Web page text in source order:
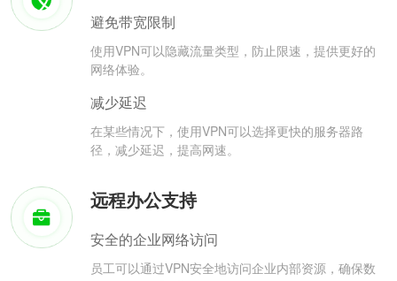
避免带宽限制
使用VPN可以隐藏流量类型，防止限速，提供更好的
网络体验。
减少延迟
在某些情况下，使用VPN可以选择更快的服务器路
径，减少延迟，提高网速。
远程办公支持
安全的企业网络访问
员工可以通过VPN安全地访问企业内部资源，确保数